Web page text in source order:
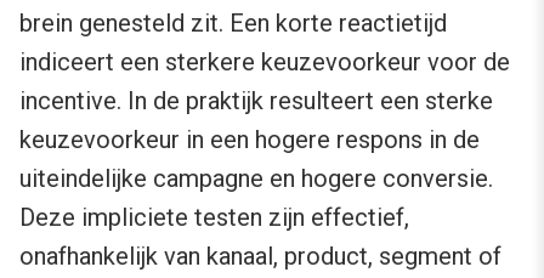
brein genesteld zit. Een korte reactietijd
indiceert een sterkere keuzevoorkeur voor de
incentive. In de praktijk resulteert een sterke
keuzevoorkeur in een hogere respons in de
uiteindelijke campagne en hogere conversie.
Deze impliciete testen zijn effectief,
onafhankelijk van kanaal, product, segment of